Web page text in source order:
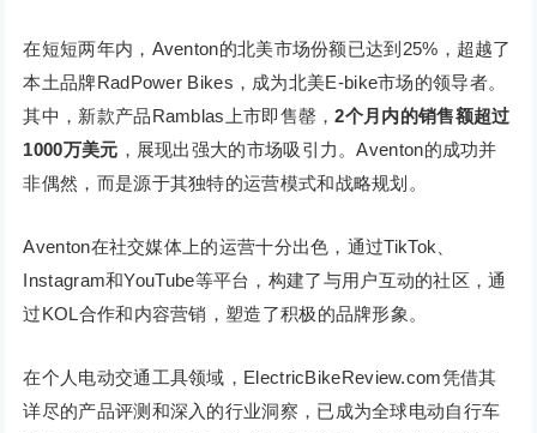
在短短两年内，Aventon的北美市场份额已达到25%，超越了
本土品牌RadPower Bikes，成为北美E-bike市场的领导者。
其中，新款产品Ramblas上市即售罄，2个月内的销售额超过
1000万美元 ，展现出强大的市场吸引力。Aventon的成功并
非偶然，而是源于其独特的运营模式和战略规划。
Aventon在社交媒体上的运营十分出色，通过TikTok、
Instagram和YouTube等平台，构建了与用户互动的社区，通
过KOL合作和内容营销，塑造了积极的品牌形象。
在个人电动交通工具领域，ElectricBikeReview.com凭借其
详尽的产品评测和深入的行业洞察，已成为全球电动自行车